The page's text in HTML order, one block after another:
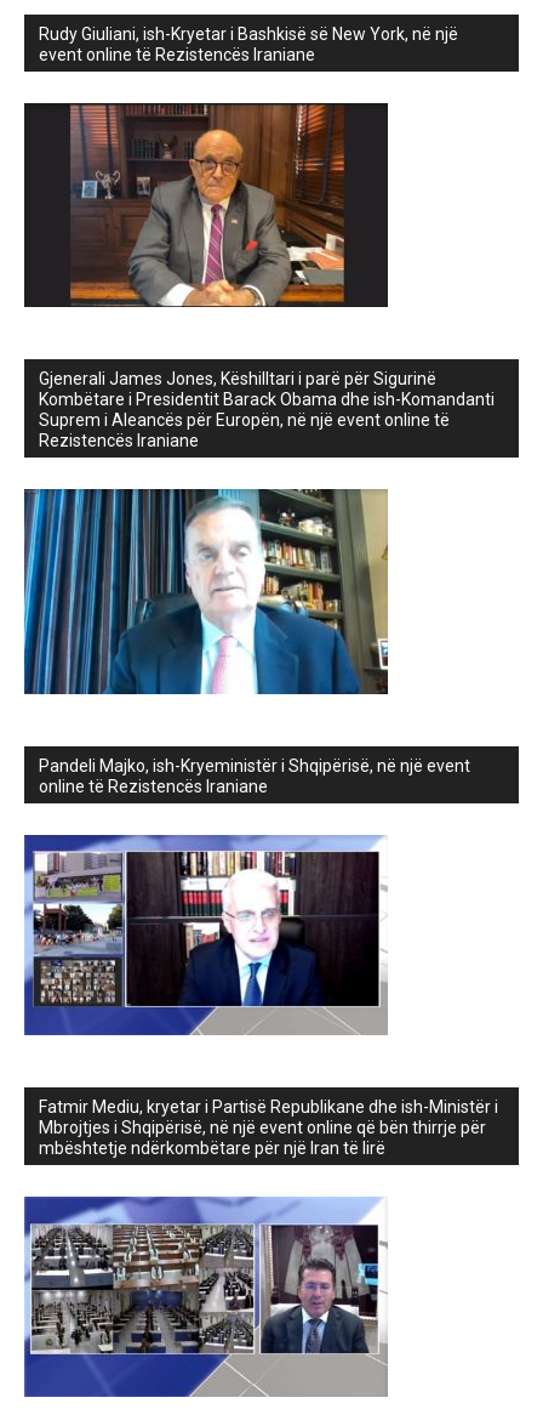
Rudy Giuliani, ish-Kryetar i Bashkisë së New York, në një
event online të Rezistencës Iraniane
Gjenerali James Jones, Këshilltari i parë për Sigurinë
Kombëtare i Presidentit Barack Obama dhe ish-Komandanti
Suprem i Aleancës për Europën, në një event online të
Rezistencës Iraniane
Pandeli Majko, ish-Kryeministër i Shqipërisë, në një event
online të Rezistencës Iraniane
Fatmir Mediu, kryetar i Partisë Republikane dhe ish-Ministër i
Mbrojtjes i Shqipërisë, në një event online që bën thirrje për
mbështetje ndërkombëtare për një Iran të lirë